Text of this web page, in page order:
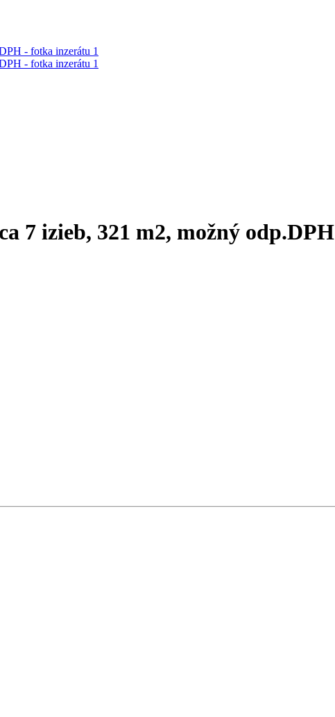
7 izieb, 321 m2, možný odp.DPH